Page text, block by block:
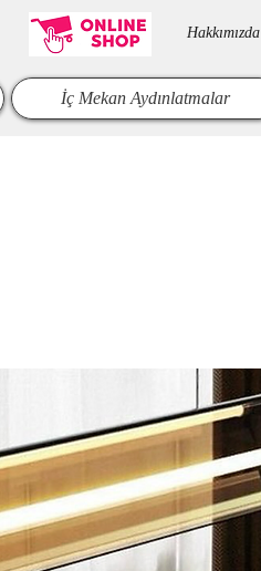
Hakkımızda​
İç Mekan Aydınlatmalar